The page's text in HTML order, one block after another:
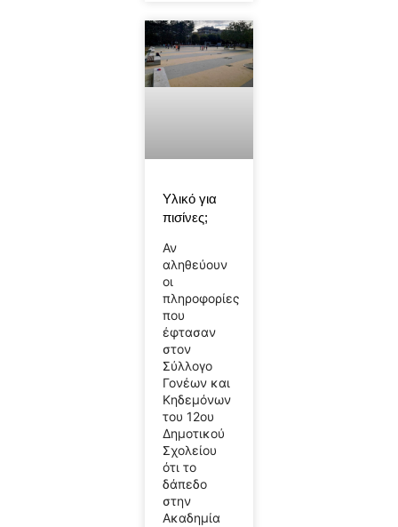
Υλικό για
πισίνες;
Αν
αληθεύουν
οι
πληροφορίες
που
έφτασαν
στον
Σύλλογο
Γονέων και
Κηδεμόνων
του 12ου
Δημοτικού
Σχολείου
ότι το
δάπεδο
στην
Ακαδημία